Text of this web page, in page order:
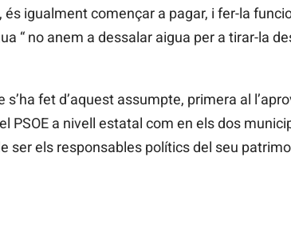
igualment començar a pagar, i fer-la
“ no anem a dessalar aigua per a tirar-la
fet d’aquest assumpte, primera al
PSOE a nivell estatal com en els dos
ser els responsables polítics del seu